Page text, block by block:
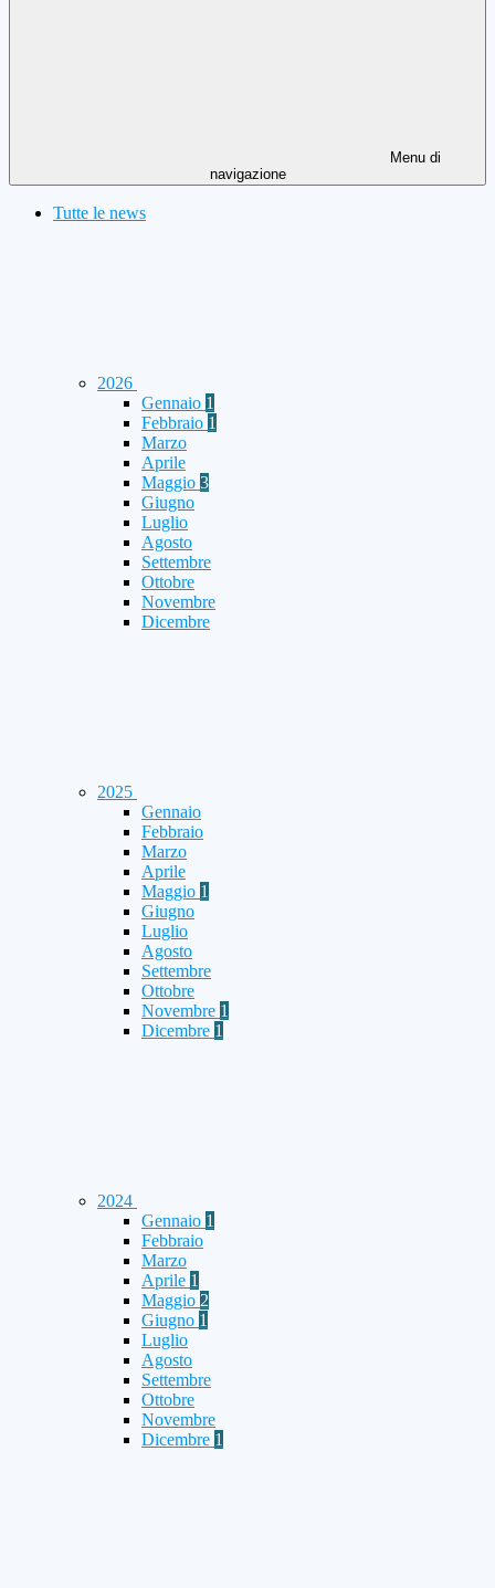
Menu di
navigazione
Tutte le news
2026
Gennaio 1
Febbraio 1
Marzo
Aprile
Maggio 3
Giugno
Luglio
Agosto
Settembre
Ottobre
Novembre
Dicembre
2025
Gennaio
Febbraio
Marzo
Aprile
Maggio 1
Giugno
Luglio
Agosto
Settembre
Ottobre
Novembre 1
Dicembre 1
2024
Gennaio 1
Febbraio
Marzo
Aprile 1
Maggio 2
Giugno 1
Luglio
Agosto
Settembre
Ottobre
Novembre
Dicembre 1